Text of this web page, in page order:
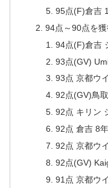
95点(F)倉吉
94点～90点を
94点(F)倉吉
93点(GV)
93点 京都ウ
92点(GV)鳥
92点 キリン
92点 倉吉 8年
92点 京都ウ
92点(GV)
91点 京都ウ